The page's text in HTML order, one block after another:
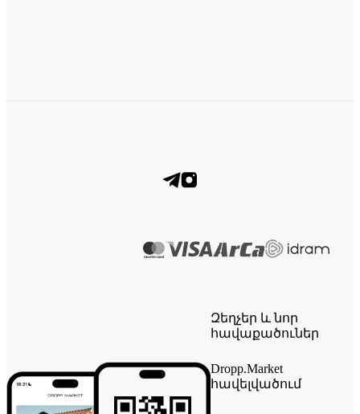
Զեղչեր և նոր
հավաքածուներ
Dropp.Market
հավելվածում